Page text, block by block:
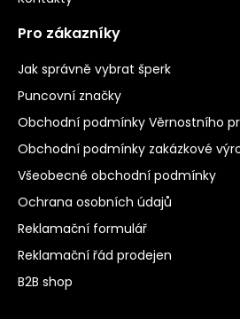
Pro zákazníky
Jak správně vybrat šperk
Puncovní značky
Obchodní podmínky Věrnostního
Obchodní podmínky zakázkové
Všeobecné obchodní podmínky
Ochrana osobních údajů
Reklamační formulář
Reklamační řád prodejen
B2B shop